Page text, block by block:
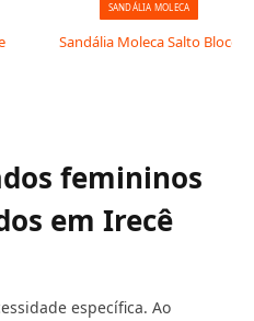
SANDÁLIA MOLECA
Sandália Moleca Salto Bloco
femininos
em Irecê
específica. Ao